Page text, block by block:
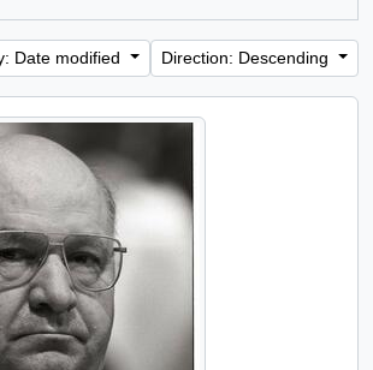
Date modified Direction: Descending